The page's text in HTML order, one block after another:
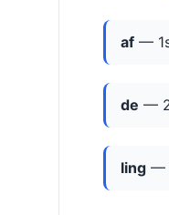
af —
de —
ling —